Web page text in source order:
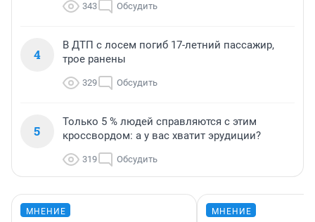
343 Обсудить
4
В ДТП с лосем погиб 17-летний пассажир,
трое ранены
329 Обсудить
5
Только 5 % людей справляются с этим
кроссвордом: а у вас хватит эрудиции?
319 Обсудить
МНЕНИЕ МНЕНИЕ